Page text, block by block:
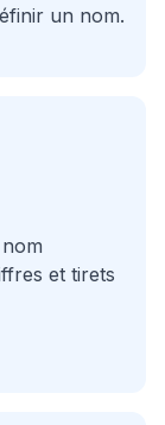
un nom.
et tirets